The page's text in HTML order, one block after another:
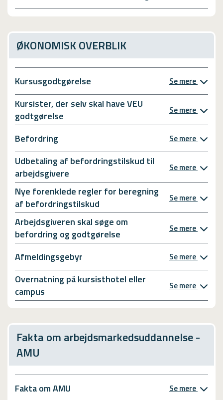
ØKONOMISK OVERBLIK
Kursusgodtgørelse Se mere
Kursister, der selv skal have VEU
godtgørelse
Se mere
Befordring Se mere
Udbetaling af befordringstilskud til
arbejdsgivere
Se mere
Nye forenklede regler for beregning
af befordringstilskud
Se mere
Arbejdsgiveren skal søge om
befordring og godtgørelse
Se mere
Afmeldingsgebyr Se mere
Overnatning på kursisthotel eller
campus
Se mere
Fakta om arbejdsmarkedsuddannelse -
AMU
Fakta om AMU Se mere